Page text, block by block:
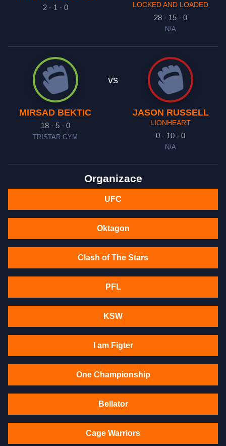
2 - 1 - 0 LOCKED AND LOADED
28 - 15 - 0
N/A
MIRSAD BEKTIC
18 - 5 - 0
TRISTAR GYM
vs
JASON RUSSELL
LIONHEART
0 - 10 - 0
N/A
Organizace
UFC
Oktagon
Clash of The Stars
PFL
KSW
I am Figter
One Championship
Bellator
Cage Warriors